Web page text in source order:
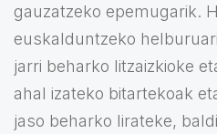
gauzatzeko epemugarik.
euskalduntzeko
jarri beharko litzaizkioke
ahal izateko bitartekoak
jaso beharko lirateke,